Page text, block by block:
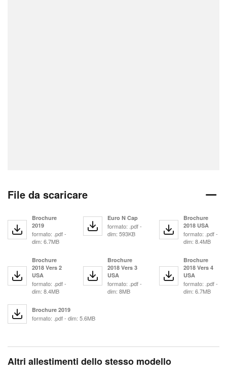
File da scaricare
Brochure
2019
formato: .pdf -
dim: 6.7MB
Euro N Cap
formato: .pdf -
dim: 593KB
Brochure
2018 USA
formato: .pdf -
dim: 8.4MB
Brochure
2018 Vers 2
USA
formato: .pdf -
dim: 8.4MB
Brochure
2018 Vers 3
USA
formato: .pdf -
dim: 8MB
Brochure
2018 Vers 4
USA
formato: .pdf -
dim: 6.7MB
Brochure 2019
formato: .pdf - dim: 5.6MB
Altri allestimenti dello stesso modello